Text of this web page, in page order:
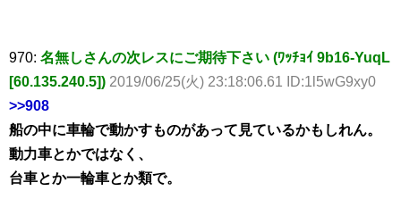
970: 名無しさんの次レスにご期待下さい (ﾜｯﾁｮｲ 9b16-YuqL
[60.135.240.5]) 2019/06/25(火) 23:18:06.61 ID:1l5wG9xy0
>>908
船の中に車輪で動かすものがあって見ているかもしれん。
動力車とかではなく、
台車とか一輪車とか類で。